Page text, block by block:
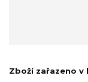
Zboží zařazeno